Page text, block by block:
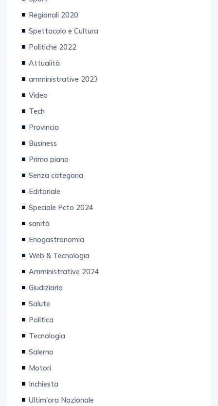
Regionali 2020
Spettacolo e Cultura
Politiche 2022
Attualità
amministrative 2023
Video
Tech
Provincia
Business
Primo piano
Senza categoria
Editoriale
Speciale Pcto 2024
sanità
Enogastronomia
Web & Tecnologia
Amministrative 2024
Giudiziaria
Salute
Politica
Tecnologia
Salerno
Motori
Inchiesta
Ultim'ora Nazionale